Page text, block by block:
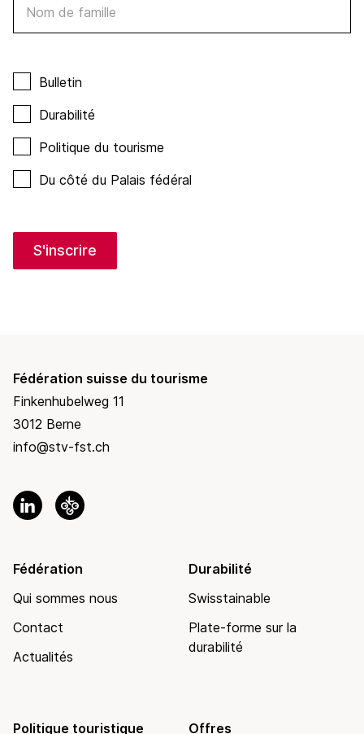
Nom de famille
Bulletin
Durabilité
Politique du tourisme
Du côté du Palais fédéral
S'inscrire
Fédération suisse du tourisme
Finkenhubelweg 11
3012 Berne
info@stv-fst.ch
Fédération
Qui sommes nous
Contact
Actualités
Durabilité
Swisstainable
Plate-forme sur la
durabilité
Politique touristique Offres